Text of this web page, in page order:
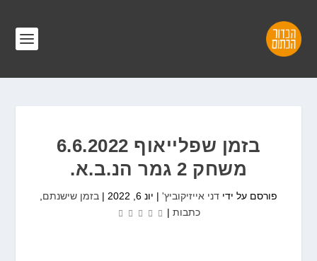
בזמן שפלייאוף 6.6.2022
משחק 2 גמר הנ.ב.א.
פורסם על ידי דני אייזיקוביץ' | יונ 6, 2022 | בזמן שישנתם
כתבות |